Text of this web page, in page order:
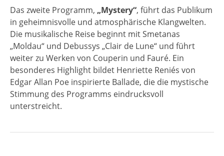
Das zweite Programm, „Mystery“, führt das Publikum
in geheimnisvolle und atmosphärische Klangwelten.
Die musikalische Reise beginnt mit Smetanas
„Moldau“ und Debussys „Clair de Lune“ und führt
weiter zu Werken von Couperin und Fauré. Ein
besonderes Highlight bildet Henriette Reniés von
Edgar Allan Poe inspirierte Ballade, die die mystische
Stimmung des Programms eindrucksvoll
unterstreicht.